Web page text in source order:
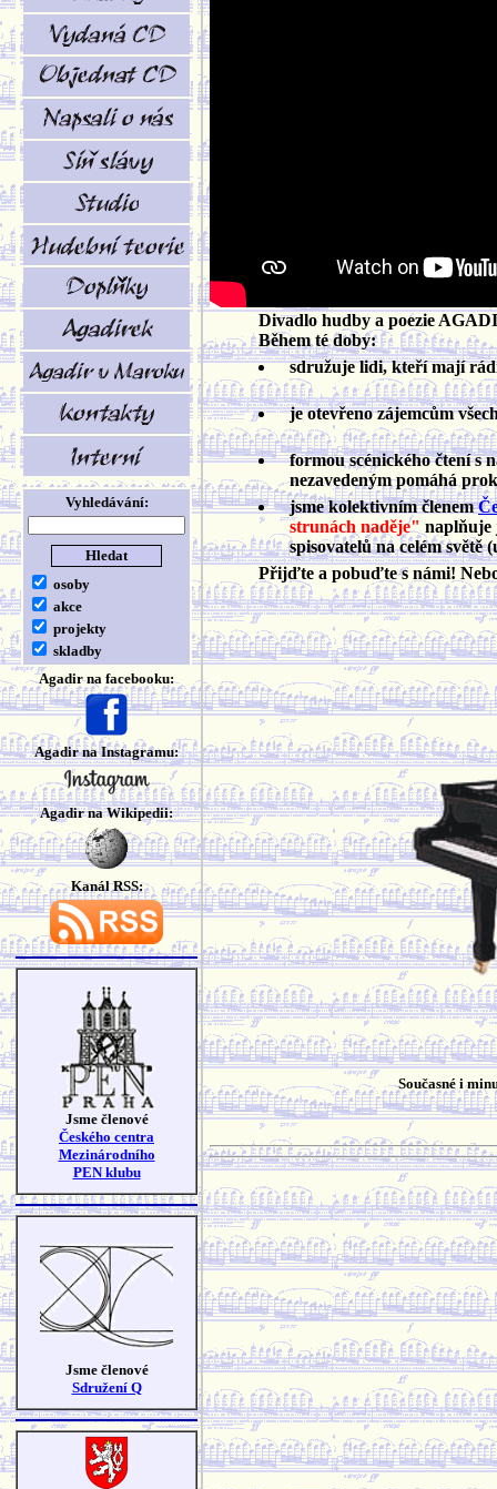
Vyhledávání:
osoby
akce
projekty
skladby
Agadir na facebooku:
Agadir na Instagramu:
Agadir na Wikipedii:
Kanál RSS:
Jsme členové
Českého centra
Mezinárodního
PEN klubu
Jsme členové
Sdružení Q
Divadlo hudby a poezie
Během té doby:
sdružuje lidi, kteří mají
je otevřeno zájemcům
formou scénického čtení s
nezavedeným pomáhá
jsme kolektivním členem
strunách naděje" naplňuje
spisovatelů na celém světě
Přijďte a pobuďte s námi!
Současné i